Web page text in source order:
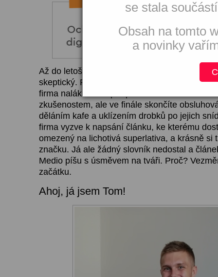
se stala
Obsah na tomto
a novinky
Až do letošního července jsem byl vůči
skeptický. Představoval jsem si to jako
firma naláká na super příležitost k osobnímu
zkušenostem, ale ve finále skončíte
děláním kafe a uklízením drobků po jejich
firma vyzve k napsání článku, ke kterému
omezený na lichotivá superlativa, a krásně si
značku. Já ale žádný slovník nedostal a
Medio píšu s úsměvem na tváři. Proč?
začátku.
Ahoj, já jsem Tom!